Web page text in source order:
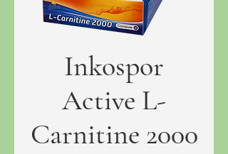
Inkospor
Active L-
Carnitine 2000